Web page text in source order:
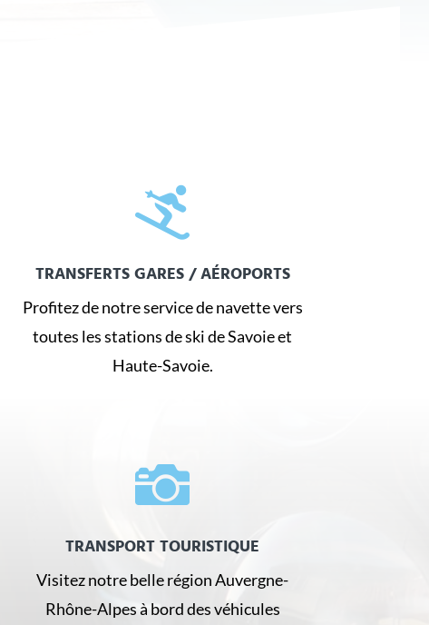

TRANSFERTS GARES / AÉROPORTS
Profitez de notre service de navette vers
toutes les stations de ski de Savoie et
Haute-Savoie.

TRANSPORT TOURISTIQUE
Visitez notre belle région Auvergne-
Rhône-Alpes à bord des véhicules